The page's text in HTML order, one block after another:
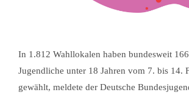
In 1.812 Wahllokalen haben bundesweit
Jugendliche unter 18 Jahren vom 7. bis 14.
gewählt, meldete der Deutsche